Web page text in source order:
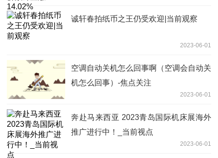
诚轩春拍纸币之王仍受欢迎|当前观察
2023-06-01
空调自动关机怎么回事啊（空调会自动关
机怎么回事）-焦点关注
2023-06-01
奔赴马来西亚 2023青岛国际机床展海外
推广进行中！_当前视点
2023-06-01